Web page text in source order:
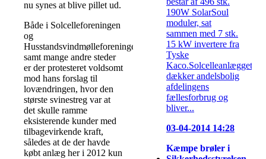
nu synes at blive pillet ud.
Både i Solcelleforeningen
og
Husstandsvindmølleforeningen,
samt mange andre steder
er der protesteret voldsomt
mod hans forslag til
lovændringen, hvor den
største svinestreg var at
det skulle ramme
eksisterende kunder med
tilbagevirkende kraft,
således at de der havde
købt anlæg her i 2012 kun
190W SolarSoul
moduler, sat
sammen med 7 stk.
15 kW invertere fra
Tyske
Kaco.Solcelleanlægget
dækker andelsbolig
afdelingens
fællesforbrug og
bliver...
03-04-2014 14:28
Kæmpe brøler i